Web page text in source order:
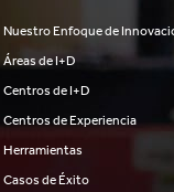
Nuestro Enfoque de
Áreas de I+D
Centros de I+D
Centros de Experiencia
Herramientas
Casos de Éxito